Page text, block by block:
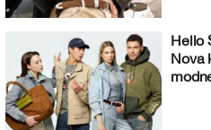
Hello
Nova